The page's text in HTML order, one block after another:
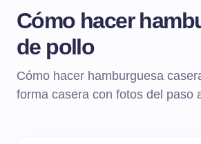
Cómo hacer
de pollo
Cómo hacer hamburguesa
forma casera con fotos del paso